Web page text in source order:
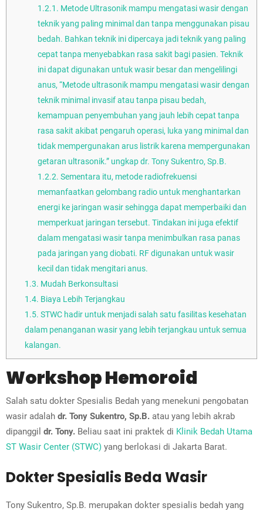
1.2.1. Metode Ultrasonik mampu mengatasi wasir dengan
teknik yang paling minimal dan tanpa menggunakan pisau
bedah. Bahkan teknik ini dipercaya jadi teknik yang paling
cepat tanpa menyebabkan rasa sakit bagi pasien. Teknik
ini dapat digunakan untuk wasir besar dan mengelilingi
anus, “Metode ultrasonik mampu mengatasi wasir dengan
teknik minimal invasif atau tanpa pisau bedah,
kemampuan penyembuhan yang jauh lebih cepat tanpa
rasa sakit akibat pengaruh operasi, luka yang minimal dan
tidak mempergunakan arus listrik karena mempergunakan
getaran ultrasonik.” ungkap dr. Tony Sukentro, Sp.B.
1.2.2. Sementara itu, metode radiofrekuensi
memanfaatkan gelombang radio untuk menghantarkan
energi ke jaringan wasir sehingga dapat memperbaiki dan
memperkuat jaringan tersebut. Tindakan ini juga efektif
dalam mengatasi wasir tanpa menimbulkan rasa panas
pada jaringan yang diobati. RF digunakan untuk wasir
kecil dan tidak mengitari anus.
1.3. Mudah Berkonsultasi
1.4. Biaya Lebih Terjangkau
1.5. STWC hadir untuk menjadi salah satu fasilitas kesehatan
dalam penanganan wasir yang lebih terjangkau untuk semua
kalangan.
Workshop Hemoroid
Salah satu dokter Spesialis Bedah yang menekuni pengobatan
wasir adalah dr. Tony Sukentro, Sp.B. atau yang lebih akrab
dipanggil dr. Tony. Beliau saat ini praktek di Klinik Bedah Utama
ST Wasir Center (STWC) yang berlokasi di Jakarta Barat.
Dokter Spesialis Beda Wasir
Tony Sukentro, Sp.B. merupakan dokter spesialis bedah yang